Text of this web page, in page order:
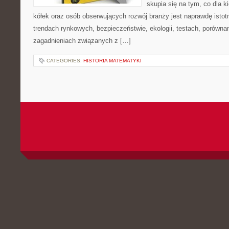
skupia się na tym, co dla
kółek oraz osób obserwujących rozwój branży jest naprawdę
trendach rynkowych, bezpieczeństwie, ekologii, testach,
zagadnieniach związanych z […]
CATEGORIES: HISTORIA MATEMATYKI